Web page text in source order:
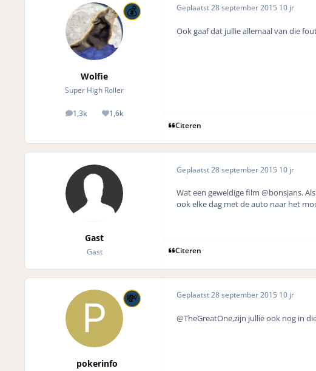
Wolfie
Super High Roller
1,3k
posts 1,6k
Reputation
Geplaatst28 september 2015 10 jr
Ook gaaf dat jullie allemaal van die
Citeren
Gast
Gast
Geplaatst28 september 2015 10 jr
Wat een geweldige film @bonsjans.
ook elke dag met de auto naar het
Citeren
pokerinfo
Geplaatst28 september 2015 10 jr
@TheGreatOne,zijn jullie ook nog in